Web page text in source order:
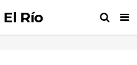
El Río